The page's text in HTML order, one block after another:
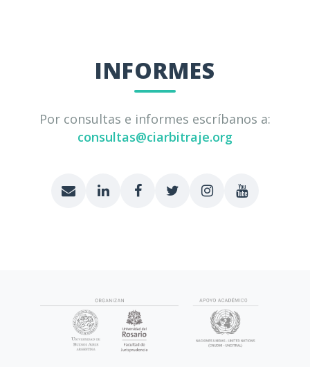
INFORMES
Por consultas e informes escríbanos a:
consultas@ciarbitraje.org